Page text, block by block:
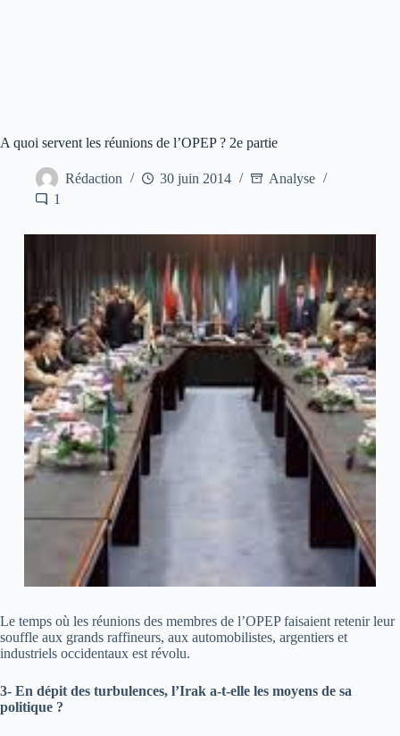
A quoi servent les réunions de l’OPEP ? 2e partie
Rédaction 30 juin 2014
Analyse
1
Le temps où les réunions des membres de l’OPEP faisaient retenir leur
souffle aux grands raffineurs, aux automobilistes, argentiers et
industriels occidentaux est révolu.
3- En dépit des turbulences, l’Irak a-t-elle les moyens de sa
politique ?